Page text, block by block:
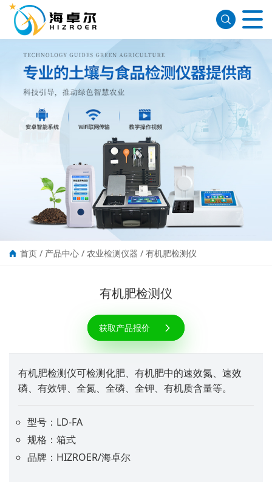
首页 / 产品中心 / 农业检测仪器 / 有机肥检测仪
有机肥检测仪
获取产品报价
有机肥检测仪可检测化肥、有机肥中的速效氮、速效
磷、有效钾、全氮、全磷、全钾、有机质含量等。
型号：LD-FA
规格：箱式
品牌：HIZROER/海卓尔